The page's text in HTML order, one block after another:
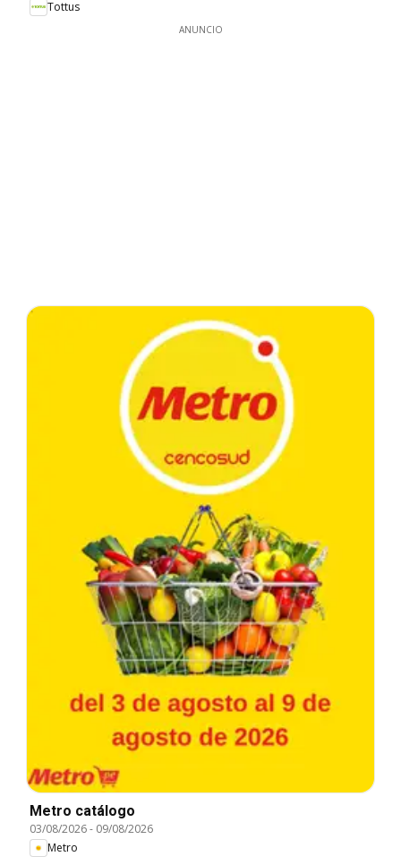
Tottus
ANUNCIO
Metro catálogo
03/08/2026- 09/08/2026
Metro